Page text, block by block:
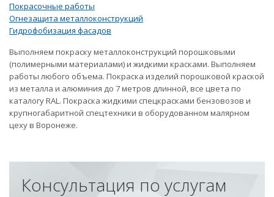
Покрасочные работы
Огнезащита металлоконструкций
Гидрофобизация фасадов
Выполняем покраску металлоконструкций порошковыми
(полимерными материалами) и жидкими красками. Выполняем
работы любого объема. Покраска изделий порошковой краской
из металла и алюминия до 7 метров длинной, все цвета по
каталогу RAL. Покраска жидкими спецкрасками бензовозов и
крупногабаритной спецтехники в оборудованном малярном
цеху в Воронеже.
Консультация по услугам